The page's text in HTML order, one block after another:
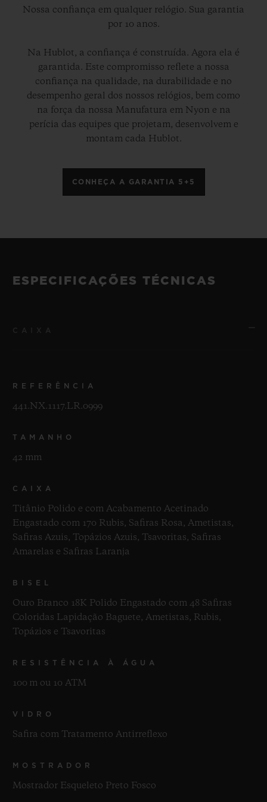
Nossa confiança em qualquer relógio. Sua garantia
por 10 anos.
Na Hublot, a confiança é construída. Agora ela é
garantida. Este compromisso reflete a nossa
confiança na qualidade, na durabilidade e no
desempenho geral dos nossos relógios, bem como
na força da nossa Manufatura em Nyon e na
perícia das equipes que projetam, desenvolvem e
montam cada Hublot.
CONHEÇA A GARANTIA 5+5
ESPECIFICAÇÕES TÉCNICAS
REFERÊNCIA
441.NX.1117.LR.0999
TAMANHO
42 mm
CAIXA
Titânio Polido e com Acabamento Acetinado
Engastado com 170 Rubis, Safiras Rosa, Ametistas,
Safiras Azuis, Topázios Azuis, Tsavoritas, Safiras
Amarelas e Safiras Laranja
BISEL
Ouro Branco 18K Polido Engastado com 48 Safiras
Coloridas Lapidação Baguete, Ametistas, Rubis,
Topázios e Tsavoritas
RESISTÊNCIA À ÁGUA
100 m ou 10 ATM
VIDRO
Safira com Tratamento Antirreflexo
MOSTRADOR
Mostrador Esqueleto Preto Fosco